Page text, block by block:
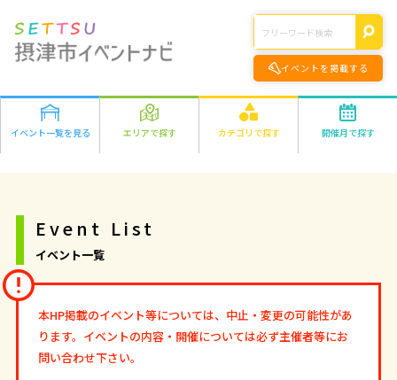
イベントを掲載する
イベント一覧を見る エリアで探す
味生・別府
鳥飼
市外
オンライン
その他
カテゴリで探す
健康・きれい
オンライン
ファミリー
開催月で探す
9月
2027年
1月 2月 3月 4月 5月 6月 7月 8月
9月
Event List
イベント一覧
本HP掲載のイベント等については、中止・変更の可能性があ
ります。イベントの内容・開催については必ず主催者等にお
問い合わせ下さい。